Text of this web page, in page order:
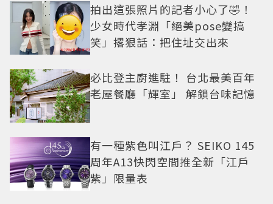
拍出這張照片的記者小心了🤣！
少女時代孝淵「絕美pose變搞
笑」撂狠話：把住址交出來
必比登主廚進駐！ 台北最美百年
老屋餐廳「輝室」 解鎖台味記憶
有一種紫色叫江戶？ SEIKO 145
周年A13快閃空間推全新「江戶
紫」限量表